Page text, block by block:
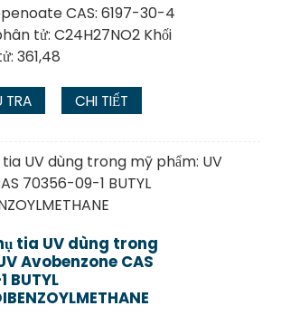
CAS: 6197-30-4
tử: C24H27NO2 Khối
361,48
TRA CHI TIẾT
tia UV dùng trong
Avobenzone CAS
BUTYL